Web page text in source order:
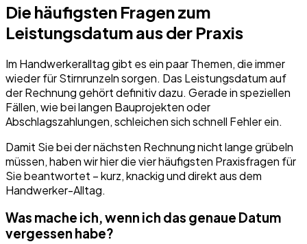
Die häufigsten Fragen zum
Leistungsdatum aus der Praxis
Im Handwerkeralltag gibt es ein paar Themen, die immer
wieder für Stirnrunzeln sorgen. Das Leistungsdatum auf
der Rechnung gehört definitiv dazu. Gerade in speziellen
Fällen, wie bei langen Bauprojekten oder
Abschlagszahlungen, schleichen sich schnell Fehler ein.
Damit Sie bei der nächsten Rechnung nicht lange grübeln
müssen, haben wir hier die vier häufigsten Praxisfragen für
Sie beantwortet – kurz, knackig und direkt aus dem
Handwerker-Alltag.
Was mache ich, wenn ich das genaue Datum
vergessen habe?